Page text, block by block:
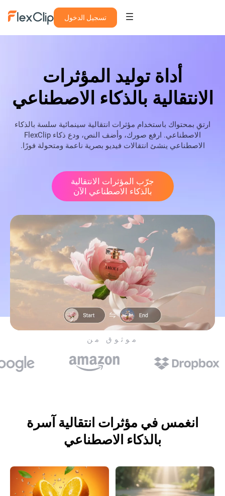
تسجيل الدخول
أداة توليد المؤثرات
الانتقالية بالذكاء الاصطناعي
ارتقِ بمحتواك باستخدام مؤثرات انتقالية سينمائية سلسة بالذكاء
الاصطناعي. ارفع صورك، وأضف النص، ودع ذكاء FlexClip
الاصطناعي ينشئ انتقالات فيديو بصرية ناعمة ومتحولة فورًا.
جرّب المؤثرات الانتقالية
بالذكاء الاصطناعي الآن
موثوق من
انغمس في مؤثرات انتقالية آسرة
بالذكاء الاصطناعي